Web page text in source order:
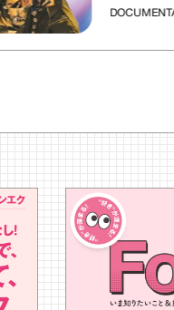
DOCUMENTARY